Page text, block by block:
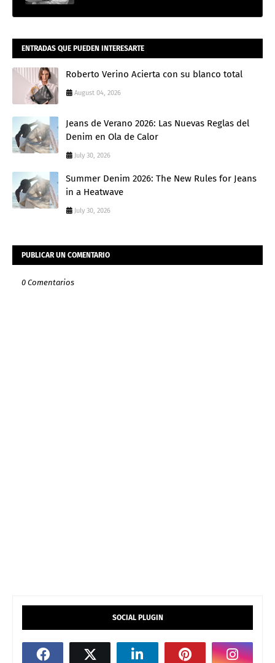
ENTRADAS QUE PUEDEN INTERESARTE
Roberto Verino Acierta con su blanco total
August 04, 2026
Jeans de Verano 2026: Las Nuevas Reglas del
Denim en Ola de Calor
July 30, 2026
Summer Denim 2026: The New Rules for Jeans
in a Heatwave
July 30, 2026
PUBLICAR UN COMENTARIO
0 Comentarios
SOCIAL PLUGIN